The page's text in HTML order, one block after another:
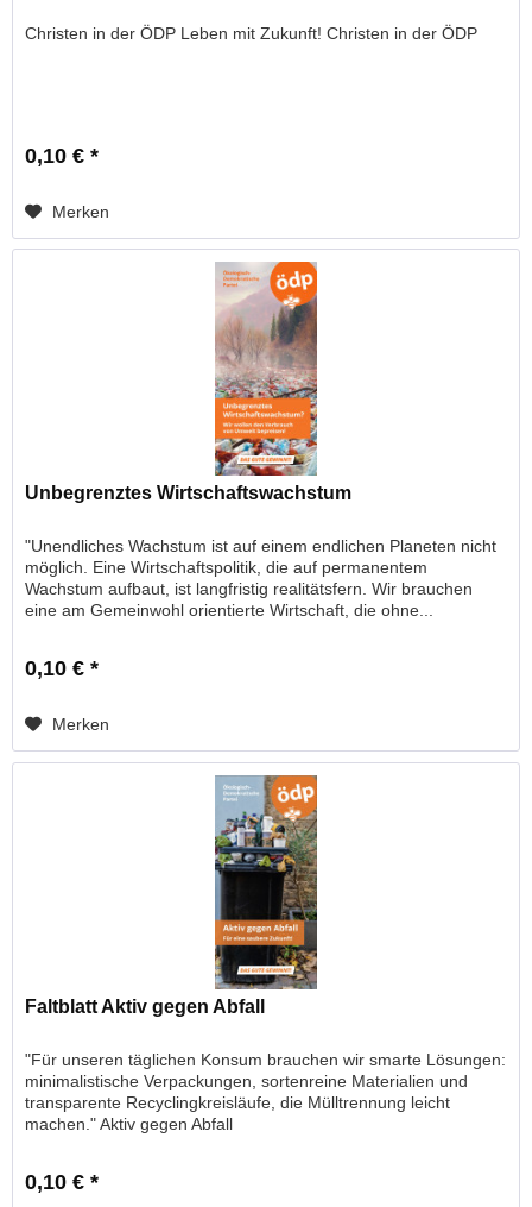
Christen in der ÖDP Leben mit Zukunft! Christen in der ÖDP
0,10 € *
Merken
Unbegrenztes Wirtschaftswachstum
"Unendliches Wachstum ist auf einem endlichen Planeten nicht
möglich. Eine Wirtschaftspolitik, die auf permanentem
Wachstum aufbaut, ist langfristig realitätsfern. Wir brauchen
eine am Gemeinwohl orientierte Wirtschaft, die ohne...
0,10 € *
Merken
Faltblatt Aktiv gegen Abfall
"Für unseren täglichen Konsum brauchen wir smarte Lösungen:
minimalistische Verpackungen, sortenreine Materialien und
transparente Recyclingkreisläufe, die Mülltrennung leicht
machen." Aktiv gegen Abfall
0,10 € *